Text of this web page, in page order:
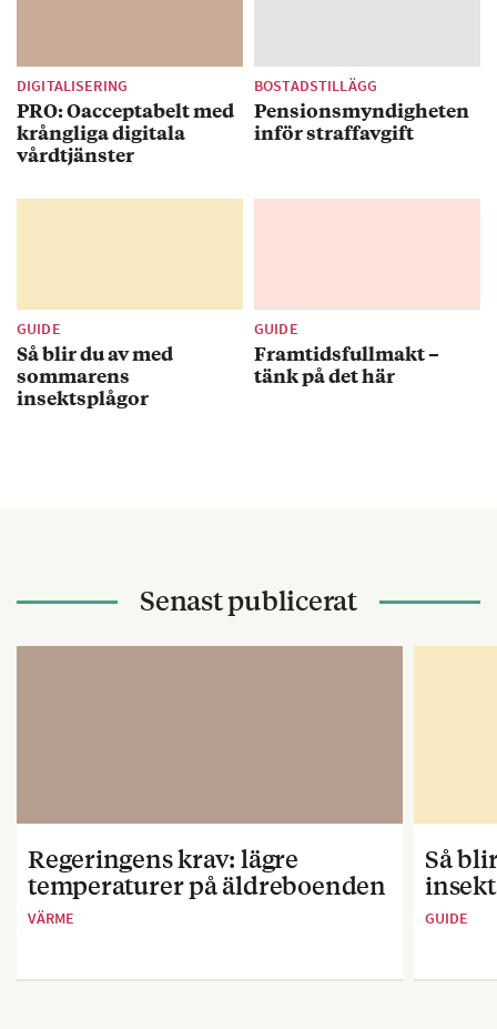
DIGITALISERING
PRO: Oacceptabelt med
krångliga digitala
vårdtjänster
BOSTADSTILLÄGG
Pensionsmyndigheten
inför straffavgift
GUIDE
Så blir du av med
sommarens
insektsplågor
GUIDE
Framtidsfullmakt –
tänk på det här
Senast publicerat
Regeringens krav: lägre
temperaturer på äldreboenden
VÄRME
Så
GUIDE